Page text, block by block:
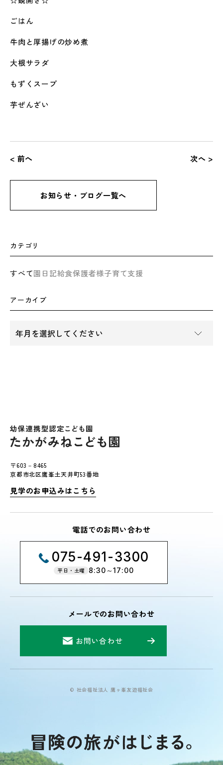
ごはん
牛肉と厚揚げの炒め煮
大根サラダ
もずくスープ
芋ぜんざい
< 前へ 次へ >
お知らせ・ブログ一覧へ
カテゴリ
すべて園日記給食保護者様子育て支援
アーカイブ
〒603－8465
京都市北区鷹峯土天井町53番地
見学のお申込みはこちら
電話でのお問い合わせ
075-491-3300
平日・土曜 8:30～17:00
メールでのお問い合わせ
お問い合わせ
© 社会福祉法人 鷹ヶ峯友遊福祉会